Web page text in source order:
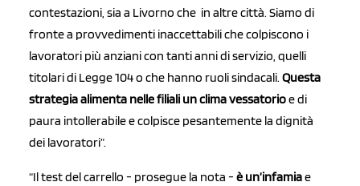
contestazioni, sia a Livorno che in altre città. Siamo di
fronte a provvedimenti inaccettabili che colpiscono i
lavoratori più anziani con tanti anni di servizio, quelli
titolari di Legge 104 o che hanno ruoli sindacali. Questa
strategia alimenta nelle filiali un clima vessatorioe di
paura intollerabile e colpisce pesantemente la dignità
dei lavoratori”.
“Il test del carrello - prosegue la nota - è un’infamiae